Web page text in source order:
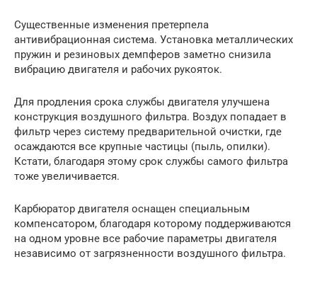
Существенные изменения претерпела
антивибрационная система. Установка металлических
пружин и резиновых демпферов заметно снизила
вибрацию двигателя и рабочих рукояток.
Для продления срока службы двигателя улучшена
конструкция воздушного фильтра. Воздух попадает в
фильтр через систему предварительной очистки, где
осаждаются все крупные частицы (пыль, опилки).
Кстати, благодаря этому срок службы самого фильтра
тоже увеличивается.
Карбюратор двигателя оснащен специальным
компенсатором, благодаря которому поддерживаются
на одном уровне все рабочие параметры двигателя
независимо от загрязненности воздушного фильтра.